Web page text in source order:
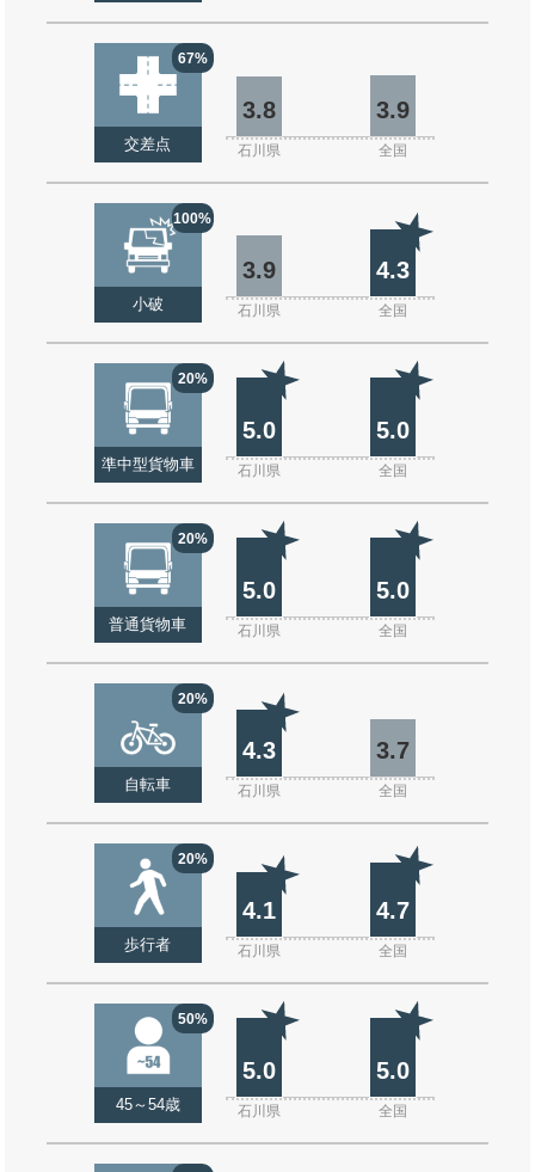
67%
交差点
3.8 3.9
石川県 全国
100%
小破
3.9 4.3
石川県 全国
20%
準中型貨物車
5.0 5.0
石川県 全国
20%
普通貨物車
5.0 5.0
石川県 全国
20%
自転車
4.3 3.7
石川県 全国
20%
歩行者
4.1 4.7
石川県 全国
50%
45～54歳
5.0 5.0
石川県 全国